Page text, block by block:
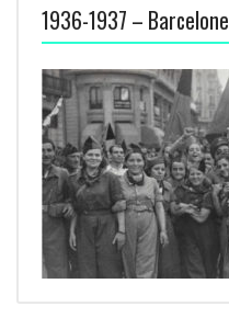
1936-1937 – Barcelone